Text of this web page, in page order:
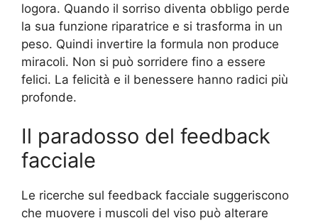
logora. Quando il sorriso diventa obbligo perde
la sua funzione riparatrice e si trasforma in un
peso. Quindi invertire la formula non produce
miracoli. Non si può sorridere fino a essere
felici. La felicità e il benessere hanno radici più
profonde.
Il paradosso del feedback
facciale
Le ricerche sul feedback facciale suggeriscono
che muovere i muscoli del viso può alterare